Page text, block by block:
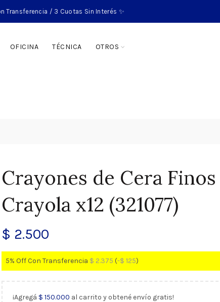
Transferencia / 3 Cuotas Sin Interés ✨
OFICINA TÉCNICA OTROS
Crayones de Cera Finos
Crayola x12 (321077)
$ 2.500
5% Off Con Transferencia $ 2.375 (-$ 125)
¡Agregá $ 150.000 al carrito y obtené envío gratis!